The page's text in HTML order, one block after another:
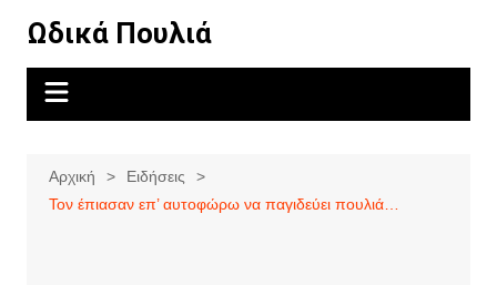
περιεχόμενο
Ωδικά Πουλιά
Αρχική
Ειδήσεις
Τον έπιασαν επ’ αυτοφώρω να παγιδεύει πουλιά…